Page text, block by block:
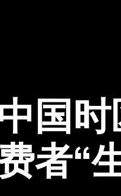
国
者“